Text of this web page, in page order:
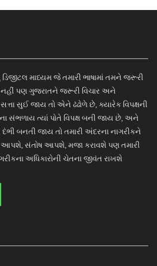
માધ્યમ જે તમારી ભાષામાં તમને જરૂરી
પણ ગુજરાતને જરૂરી વિચાર અને
સુઈ જાય તો એને ઢંઢોળે છે, ક્યારેક વિપક્ષની
સંભળાય ત્યાં પોતે વિપક્ષ બની જાય છે, અને
બનતી જાય તો તમારી અંદરના નાગરીકને
સંતોષ આપશે, મજા કરાવશે પણ તમારી
અધિકારોની ચેતના જીવંત રાખશે